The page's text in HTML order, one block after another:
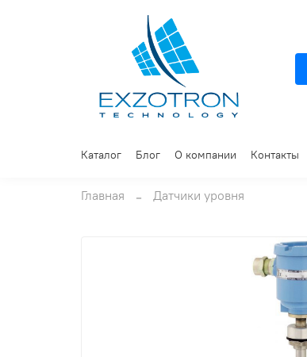
Каталог Блог О компании Контакты
Главная Датчики уровня